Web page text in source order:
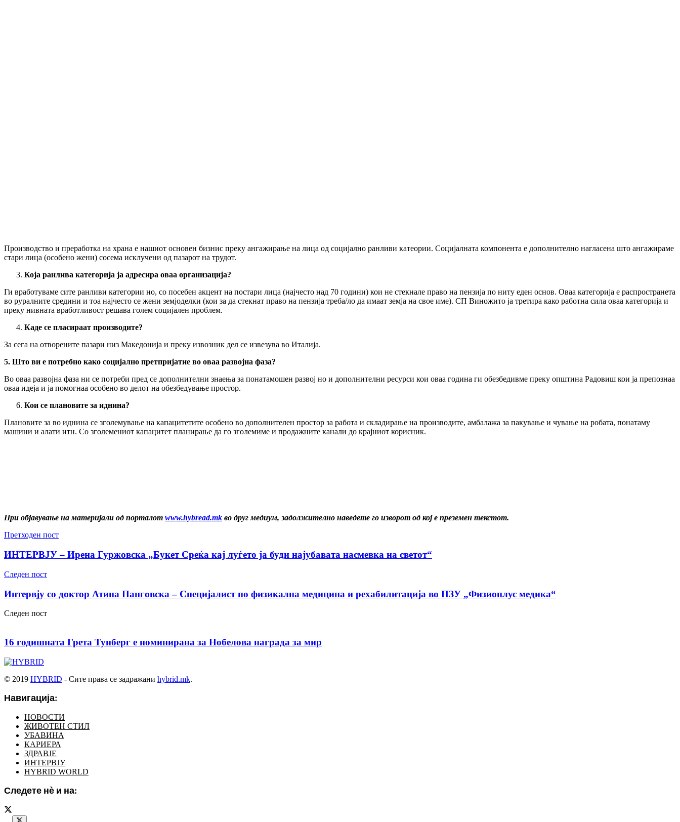
Производство и преработка на храна е нашиот основен бизнис преку ангажирање на лица од социјално ранливи катеории. Социјалната компонента е дополнително нагласена што ангажираме
стари лица (особено жени) сосема исклучени од пазарот на трудот.
Која ранлива категорија ја адресира оваа организација?
Ги вработуваме сите ранливи категории но, со посебен акцент на постари лица (најчесто над 70 години) кои не стекнале право на пензија по ниту еден основ. Оваа категорија е распространета
во руралните средини и тоа најчесто се жени земјоделки (кои за да стекнат право на пензија треба/ло да имаат земја на свое име). СП Виножито ја третира како работна сила оваа категорија и
преку нивната вработливост решава голем социјален проблем.
Каде се пласираат производите?
За сега на отворените пазари низ Македонија и преку извозник дел се извезува во Италија.
5. Што ви е потребно како социјално претпријатие во оваа развојна фаза?
Во оваа развојна фаза ни се потреби пред се дополнителни знаења за понатамошен развој но и дополнителни ресурси кои оваа година ги обезбедивме преку општина Радовиш кои ја препознаа
оваа идеја и ја помогнаа особено во делот на обезбедување простор.
Кои се плановите за иднина?
Плановите за во иднина се зголемување на капацитетите особено во дополнителен простор за работа и складирање на производите, амбалажа за пакување и чување на робата, понатаму
машини и алати итн. Со зголемениот капацитет планирање да го зголемиме и продажните канали до крајниот корисник.
При објавување на материјали од порталот www.hybread.mk во друг медиум, задолжително наведете го изворот од кој е преземен текстот.
Претходен пост
ИНТЕРВЈУ – Ирена Гуржовска „Букет Среќа кај луѓето ја буди најубавата насмевка на светот“
Следен пост
Интервју со доктор Атина Панговска – Специјалист по физикална медицина и рехабилитација во ПЗУ „Физиоплус медика“
Следен пост
16 годишната Грета Тунберг е номинирана за Нобелова награда за мир
© 2019 HYBRID - Сите права се задражани hybrid.mk.
Навигација:
НОВОСТИ
ЖИВОТЕН СТИЛ
УБАВИНА
КАРИЕРА
ЗДРАВЈЕ
ИНТЕРВЈУ
HYBRID WORLD
Следете нѐ и на: